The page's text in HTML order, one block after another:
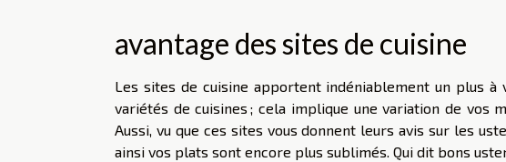
avantage des sites de cuisine
Les sites de cuisine apportent indéniablement un plus
variétés de cuisines ; cela implique une variation de vos
Aussi, vu que ces sites vous donnent leurs avis sur les
ainsi vos plats sont encore plus sublimés. Qui dit bons